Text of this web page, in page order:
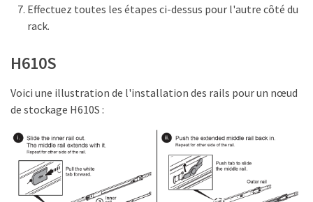
Effectuez toutes les étapes ci-dessus pour l'autre côté du
rack.
H610S
Voici une illustration de l'installation des rails pour un nœud
de stockage H610S :